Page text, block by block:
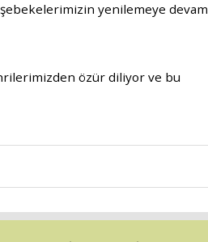
şebekelerimizin yenilemeye devam
özür diliyor ve bu